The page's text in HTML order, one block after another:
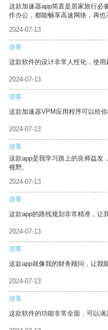
这款加速器app简直是居家旅行必
作办公，都能畅享高速网络，再也
2024-07-13
游客
这款软件的设计非常人性化，使用
2024-07-13
游客
这款加速器VPM应用程序可以给
2024-07-13
游客
这款app是我学习路上的良师益友
视野。
2024-07-13
游客
这款app的路线规划非常精准，让
2024-07-13
游客
这款app就像我的财务顾问，让我
2024-07-13
游客
这款软件的功能非常全面，可以满